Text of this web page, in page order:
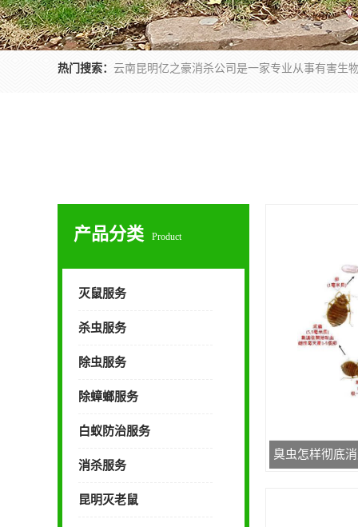
热门搜索：
产品分类 Product
灭鼠服务
杀虫服务
除虫服务
除蟑螂服务
白蚁防治服务
消杀服务
昆明灭老鼠
臭虫怎样彻底